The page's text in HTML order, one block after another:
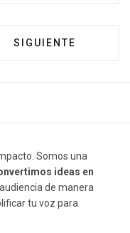
DEL CIELO, LA
ARTÍCULO
SIGUIENTE
Somos una
ideas en
de manera
tu voz para